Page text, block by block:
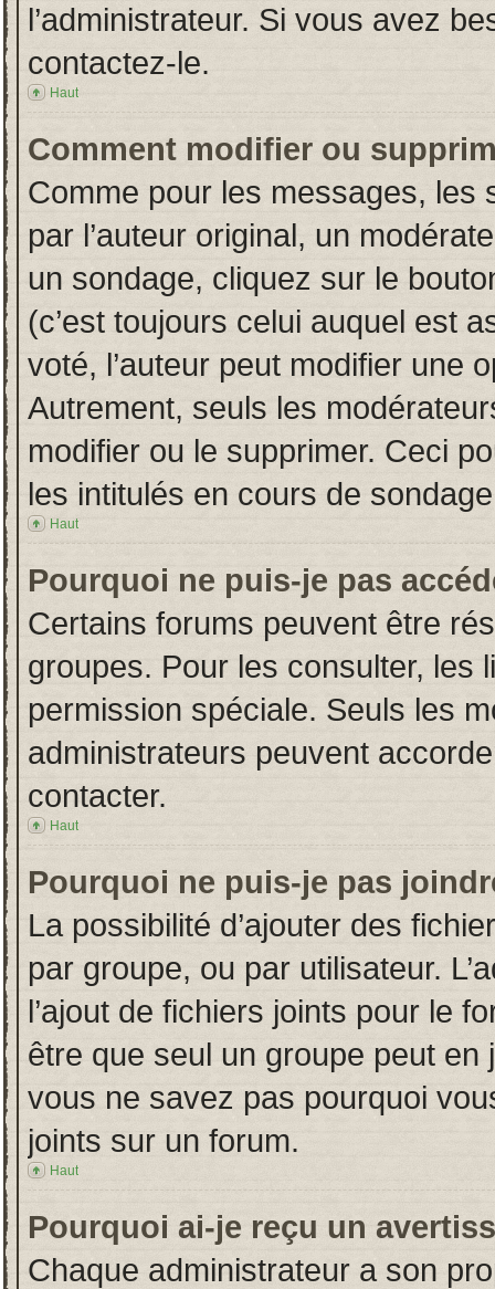
l’administrateur. Si vous avez
contactez-le.
Haut
Comment modifier ou
Comme pour les messages, les
par l’auteur original, un
un sondage, cliquez sur le
(c’est toujours celui auquel est
voté, l’auteur peut modifier une
Autrement, seuls les
modifier ou le supprimer. Ceci
les intitulés en cours de
Haut
Pourquoi ne puis-je pas
Certains forums peuvent être
groupes. Pour les consulter, les
permission spéciale. Seuls les
administrateurs peuvent
contacter.
Haut
Pourquoi ne puis-je pas
La possibilité d’ajouter des
par groupe, ou par utilisateur.
l’ajout de fichiers joints pour le
être que seul un groupe peut en
vous ne savez pas pourquoi
joints sur un forum.
Haut
Pourquoi ai-je reçu un
Chaque administrateur a son